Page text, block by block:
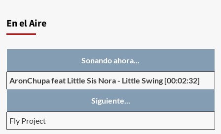
En el Aire
Sonando ahora...
AronChupa feat Little Sis Nora- Little Swing [00:02:32]
Siguiente...
Fly Project